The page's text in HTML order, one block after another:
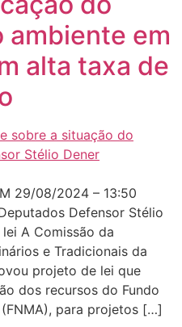
ambiente em
alta taxa de
29/08/2024 – 13:50
Defensor Stélio
A Comissão da
e Tradicionais da
projeto de lei que
dos recursos do Fundo
para projetos […]